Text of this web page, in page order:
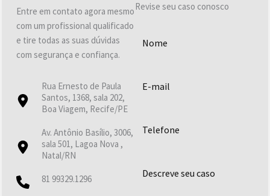
Entre em contato agora mesmo
com um profissional qualificado
e tire todas as suas dúvidas
com segurança e confiança.
Rua Ernesto de Paula
Santos, 1368, sala 202,
Boa Viagem, Recife/PE
Av. Antônio Basílio, 3006,
sala 501, Lagoa Nova ,
Natal/RN
81 99329.1296
Revise seu caso conosco